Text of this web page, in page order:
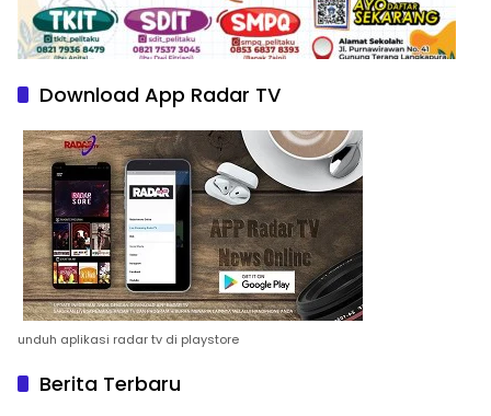
Download App Radar TV
unduh aplikasi radar tv di playstore
Berita Terbaru